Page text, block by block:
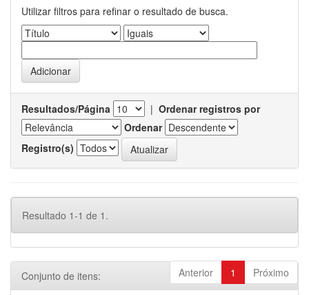
Utilizar filtros para refinar o resultado de busca.
Resultados/Página | Ordenar registros por
Ordenar
Registro(s)
Resultado 1-1 de 1.
Anterior 1 Próximo
Conjunto de itens: